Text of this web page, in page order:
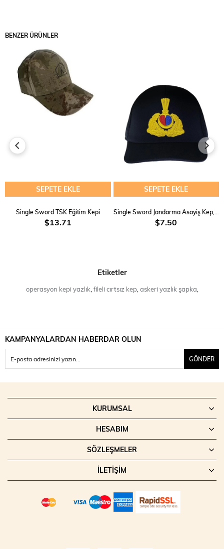
BENZER ÜRÜNLER
SEPETE EKLE
Single Sword TSK Eğitim Kepi
$13.71
SEPETE EKLE
$7.50
Etiketler
operasyon kepi yazlık fileli cırtsız kep, askeri yazlık şapka
KAMPANYALARDAN HABERDAR OLUN
GÖNDER
KURUMSAL
HESABIM
SÖZLEŞMELER
İLETIŞIM